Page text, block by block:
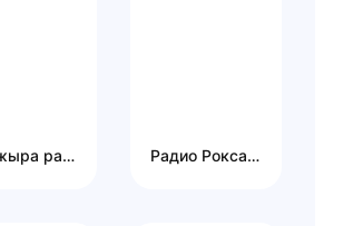
Санжыра радиосу Радио Роксана